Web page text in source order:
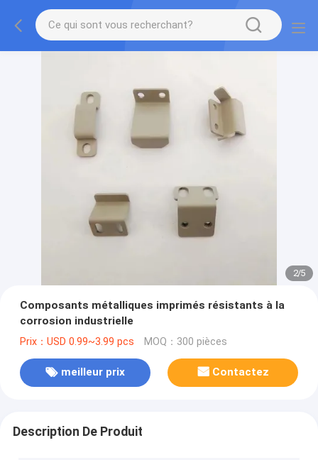
2/5
Composants métalliques imprimés résistants à la
corrosion industrielle
Prix：USD 0.99~3.99 pcs MOQ：300 pièces
meilleur prix Contactez
Description De Produit